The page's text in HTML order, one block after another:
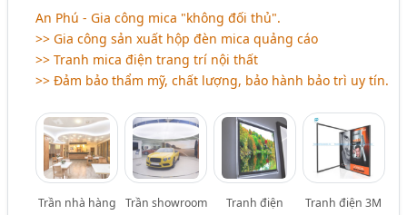
An Phú - Gia công mica "không đối thủ".
>> Gia công sản xuất hộp đèn mica quảng cáo
>> Tranh mica điện trang trí nội thất
>> Đảm bảo thẩm mỹ, chất lượng, bảo hành bảo trì uy tín.
Trần nhà hàng
Trần showroom
Tranh điện
Tranh điện 3M